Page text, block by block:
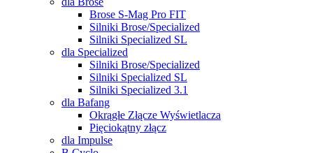
Brose S-Mag Pro FIT
Silniki Brose/Specialized
Silniki Specialized SL
dla Specialized
Silniki Brose/Specialized
Silniki Specialized SL
Silniki Specialized 3.1
dla Bafang
Okrągłe Złącze Wyświetlacza
Pięciokątny złącz
dla Impulse